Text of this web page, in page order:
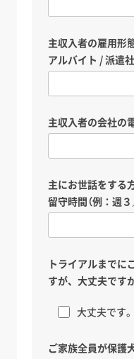
主収入者の雇用形
アルバイト / 派遣社
主収入者の会社の
主にお世話をする
留守時間（例：週３
トライアルまでに
すが、大丈夫です
大丈夫です。
ご家族全員が保護